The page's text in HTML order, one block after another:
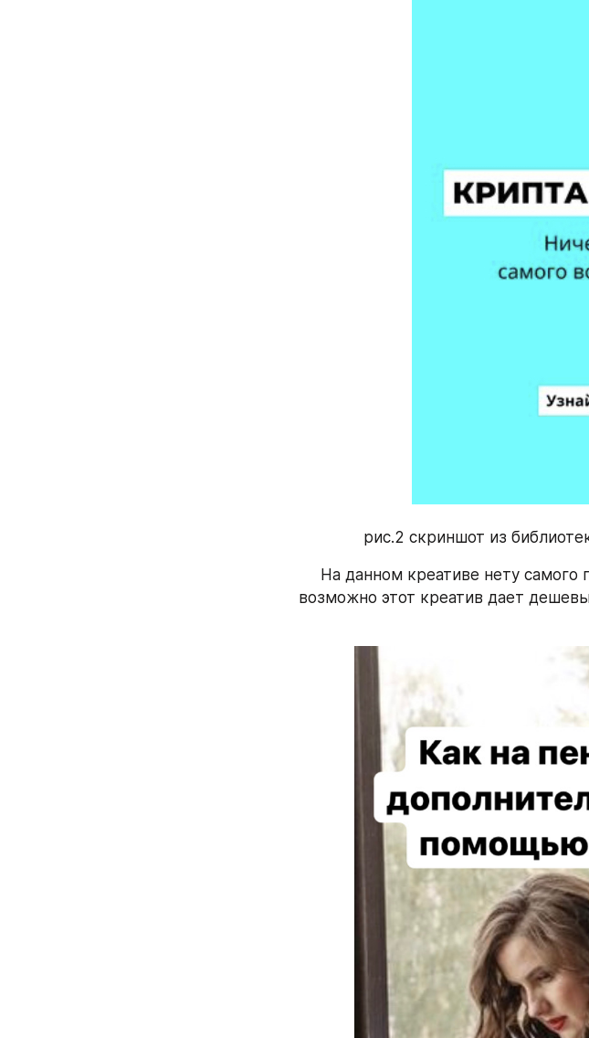
рис.2 скриншот из
На данном креативе нету самого
возможно этот креатив дает